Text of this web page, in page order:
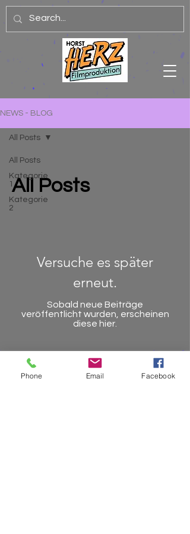
NEWS - BLOG
All Posts
Kategorie
1
Kategorie
2
All Posts
All Posts
Versuche es später
erneut.
Sobald neue Beiträge
veröffentlicht wurden, erscheinen
diese hier.
Phone Email Facebook